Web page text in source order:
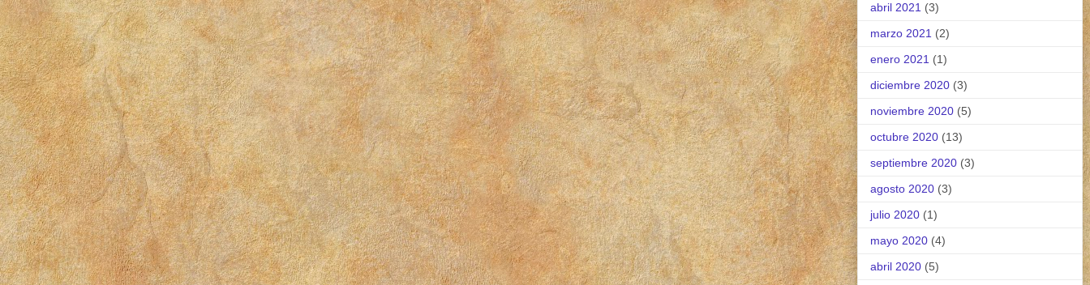
abril 2021 (3)
marzo 2021 (2)
enero 2021 (1)
diciembre 2020 (3)
noviembre 2020 (5)
octubre 2020 (13)
septiembre 2020 (3)
agosto 2020 (3)
julio 2020 (1)
mayo 2020 (4)
abril 2020 (5)